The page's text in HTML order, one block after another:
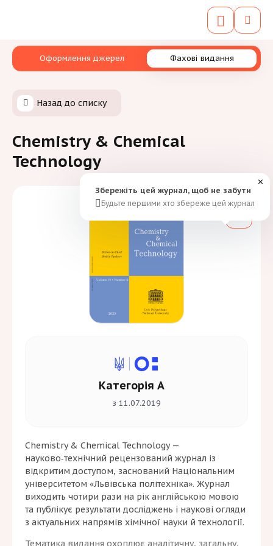
Оформлення джерел Фахові видання
Назад до списку
Chemistry & Chemical
Technology
Chemistry & Chemical Technology —
науково‑технічний рецензований журнал із
відкритим доступом, заснований Національним
університетом «Львівська політехніка». Журнал
виходить чотири рази на рік англійською мовою
та публікує результати досліджень і наукові огляди
з актуальних напрямів хімічної науки й технології.
Тематика видання охоплює аналітичну, загальну,
Категорія А
з 11.07.2019
Збережіть цей журнал, щоб не забути
Будьте першими хто збереже цей журнал
✕